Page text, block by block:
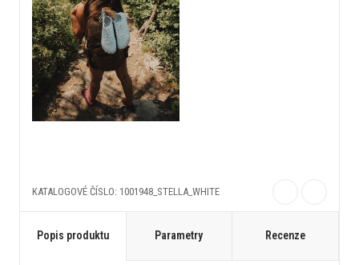
KATALOGOVÉ ČÍSLO: 1001948_STELLA_WHITE
Popis produktu Parametry Recenze